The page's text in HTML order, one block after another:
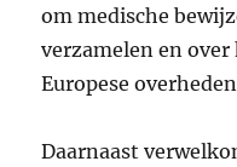
om medische
verzamelen en
Europese
Daarnaast